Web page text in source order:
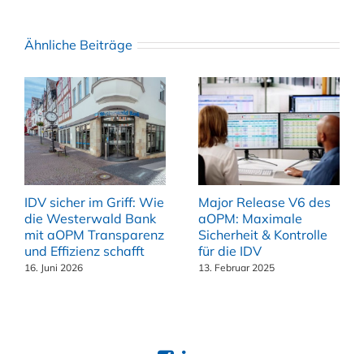
Ähnliche Beiträge
IDV sicher im Griff: Wie
die Westerwald Bank
mit aOPM Transparenz
und Effizienz schafft
16. Juni 2026
Major Release V6 des
aOPM: Maximale
Sicherheit & Kontrolle
für die IDV
13. Februar 2025